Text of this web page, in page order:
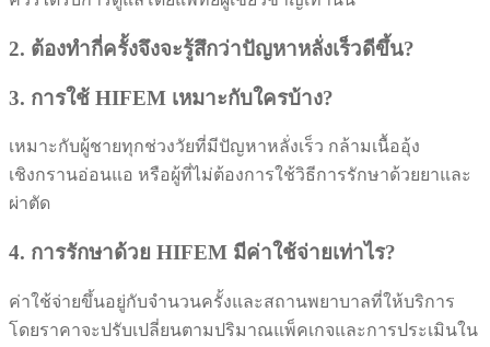
2. ต้องทำกี่ครั้งจึงจะรู้สึกว่าปัญหาหลั่งเร็วดีขึ้น?
3. การใช้ HIFEM เหมาะกับใครบ้าง?
เหมาะกับผู้ชายทุกช่วงวัยที่มีปัญหาหลั่งเร็ว กล้ามเนื้ออุ้ง
เชิงกรานอ่อนแอ หรือผู้ที่ไม่ต้องการใช้วิธีการรักษาด้วยยาและ
ผ่าตัด
4. การรักษาด้วย HIFEM มีค่าใช้จ่ายเท่าไร?
ค่าใช้จ่ายขึ้นอยู่กับจำนวนครั้งและสถานพยาบาลที่ให้บริการ
โดยราคาจะปรับเปลี่ยนตามปริมาณแพ็คเกจและการประเมินใน